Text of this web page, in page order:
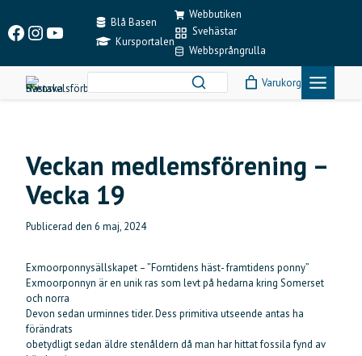
content
Facebook
Instagram
YouTubeBlå Basen
Kursportalen
Webbutiken
Svehästar
Webbsprångrulla
Varukorg
Veckan medlemsförening –
Vecka 19
Publicerad den 6 maj, 2024
Exmoorponnysällskapet – ”Forntidens häst- framtidens ponny”
Exmoorponnyn är en unik ras som levt på hedarna kring Somerset
och norra
Devon sedan urminnes tider. Dess primitiva utseende antas ha
förändrats
obetydligt sedan äldre stenåldern då man har hittat fossila fynd av